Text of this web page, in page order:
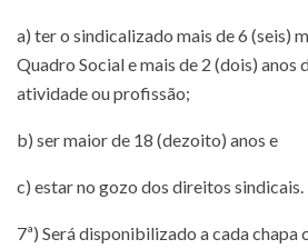
a) ter o sindicalizado mais de 6 (seis)
Quadro Social e mais de 2 (dois) anos
atividade ou profissão;
b) ser maior de 18 (dezoito) anos e
c) estar no gozo dos direitos sindicais.
7ª) Será disponibilizado a cada